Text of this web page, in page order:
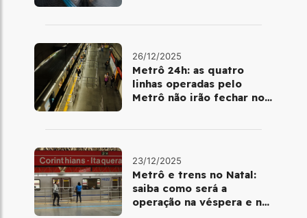
26/12/2025
Metrô 24h: as quatro
linhas operadas pelo
Metrô não irão fechar no
23/12/2025
Metrô e trens no Natal:
saiba como será a
operação na véspera e no